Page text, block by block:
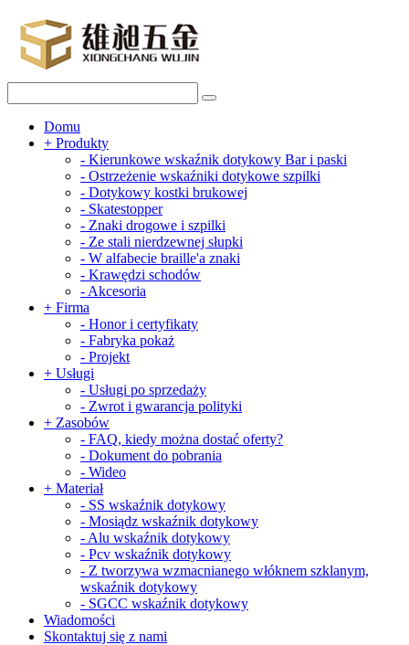
Domu
+ Produkty
- Kierunkowe wskaźnik dotykowy Bar i paski
- Ostrzeżenie wskaźniki dotykowe szpilki
- Dotykowy kostki brukowej
- Skatestopper
- Znaki drogowe i szpilki
- Ze stali nierdzewnej słupki
- W alfabecie braille'a znaki
- Krawędzi schodów
- Akcesoria
+ Firma
- Honor i certyfikaty
- Fabryka pokaż
- Projekt
+ Usługi
- Usługi po sprzedaży
- Zwrot i gwarancja polityki
+ Zasobów
- FAQ, kiedy można dostać oferty?
- Dokument do pobrania
- Wideo
+ Materiał
- SS wskaźnik dotykowy
- Mosiądz wskaźnik dotykowy
- Alu wskaźnik dotykowy
- Pcv wskaźnik dotykowy
- Z tworzywa wzmacnianego włóknem szklanym,
wskaźnik dotykowy
- SGCC wskaźnik dotykowy
Wiadomości
Skontaktuj się z nami